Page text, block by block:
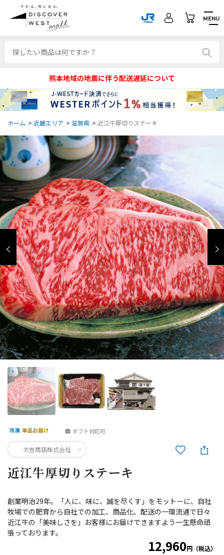
MENU
熊本地域の地震に伴う配送遅延について
ホーム > 近畿エリア > 滋賀県 > 近江牛厚切りステーキ
近江牛厚切りステーキ
ギフト対応可
創業明治29年。「人に、味に、誠を尽くす」をモットーに、自社
牧場での肥育から自社での加工、商品化、配送の一環流通で日々
近江牛の「美味しさを」お客様にお届けできますよう一生懸命頑
張っております。
12,960円（税込）
大吉商店株式会社